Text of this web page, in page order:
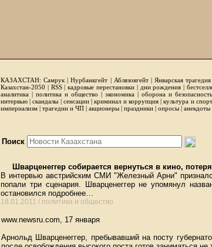
КАЗАХСТАН: Самрук |Нурбанкгейт | Аблязовгейт| Январская трагедия
Казахстан-2050 | RSS|кадровые перестановки| дни рождения |
аналитика | политика и общество | экономика | оборона и безопасность
интервью |скандалы | сенсации|криминал и коррупция|культура и спорт
империализм | трагедии и ЧП | акционеры | праздники | опросы | анекдоты
Поиск
Шварценеггер собирается вернуться в кино,
В интервью австрийским СМИ "Железный Арни"
попали три сценария. Шварценеггер не упомянул
остановился подробнее…
18.01.2011 / политика и общество
www.newsru.com, 17 января
Арнольд Шварценеггер, пребывавший на посту